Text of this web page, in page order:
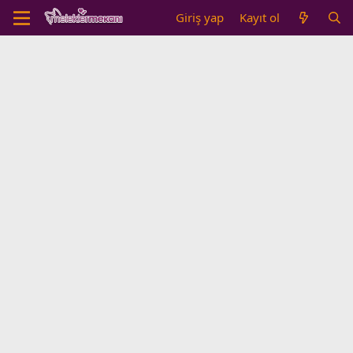
Giriş yap Kayıt ol